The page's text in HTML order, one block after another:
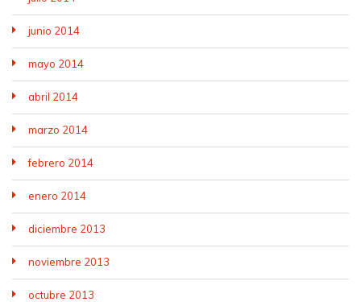
junio 2014
mayo 2014
abril 2014
marzo 2014
febrero 2014
enero 2014
diciembre 2013
noviembre 2013
octubre 2013